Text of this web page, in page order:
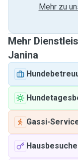
Mehr zu
Mehr
Janina
Gassi-
Hausbesuche